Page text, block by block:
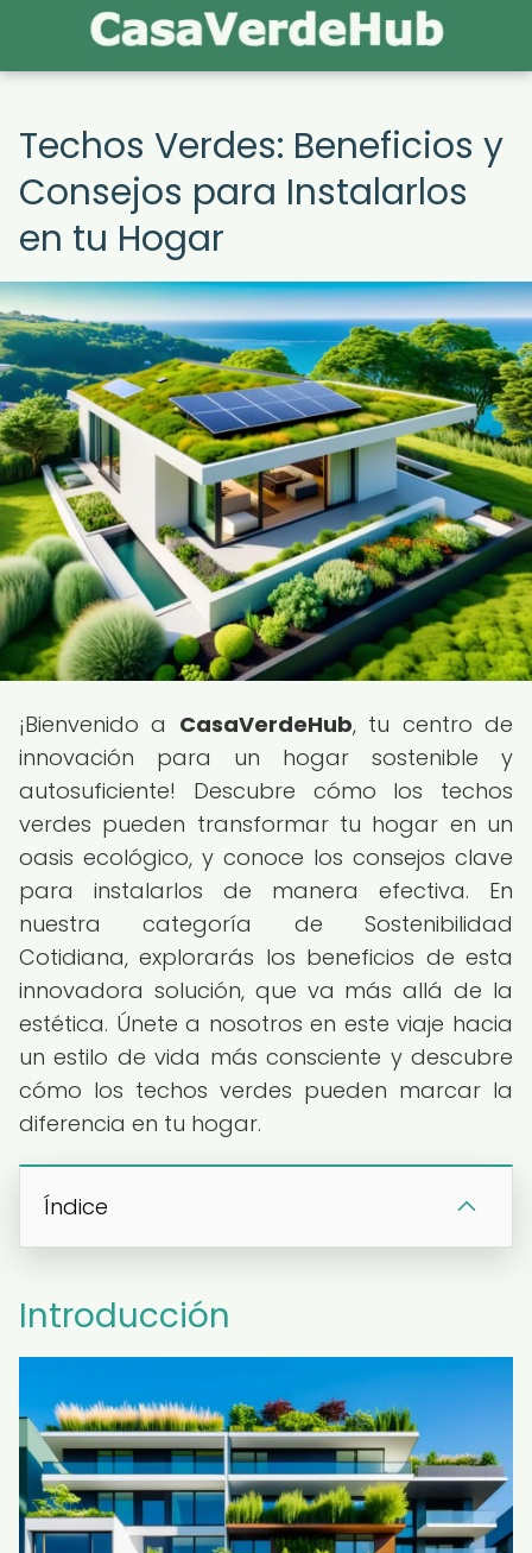
Techos Verdes: Beneficios y
Consejos para Instalarlos
en tu Hogar
¡Bienvenido a CasaVerdeHub, tu centro de
innovación para un hogar sostenible y
autosuficiente! Descubre cómo los techos
verdes pueden transformar tu hogar en un
oasis ecológico, y conoce los consejos clave
para instalarlos de manera efectiva. En
nuestra categoría de Sostenibilidad
Cotidiana, explorarás los beneficios de esta
innovadora solución, que va más allá de la
estética. Únete a nosotros en este viaje hacia
un estilo de vida más consciente y descubre
cómo los techos verdes pueden marcar la
diferencia en tu hogar.
Índice
Introducción